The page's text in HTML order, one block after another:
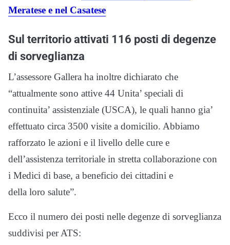
Meratese e nel Casatese
Sul territorio attivati 116 posti di degenze
di sorveglianza
L’assessore Gallera ha inoltre dichiarato che
“attualmente sono attive 44 Unita’ speciali di
continuita’ assistenziale (USCA), le quali hanno gia’
effettuato circa 3500 visite a domicilio. Abbiamo
rafforzato le azioni e il livello delle cure e
dell’assistenza territoriale in stretta collaborazione con
i Medici di base, a beneficio dei cittadini e
della loro salute”.
Ecco il numero dei posti nelle degenze di sorveglianza
suddivisi per ATS: